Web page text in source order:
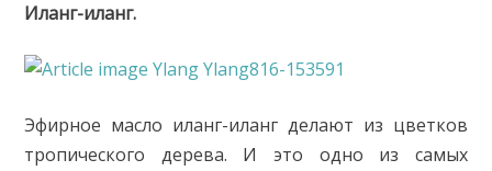
Иланг-иланг.
Эфирное масло иланг-иланг делают из цветков
тропического дерева. И это одно из самых